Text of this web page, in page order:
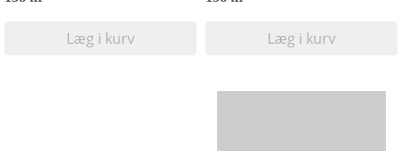
Læg i kurv Læg i kurv